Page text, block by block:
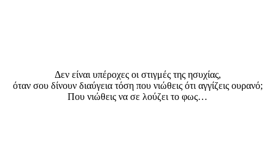
Δεν είναι υπέροχες οι στιγμές της ησυχίας,
όταν σου δίνουν διαύγεια τόση που νιώθεις ότι αγγίζεις ουρανό;
Που νιώθεις να σε λούζει το φως…